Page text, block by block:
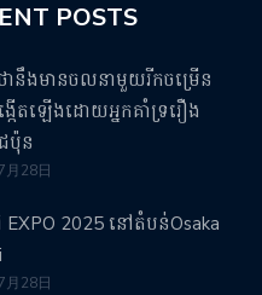
POSTS
នឹងមានចលនាមួយរីកចម្រើន
ើតឡើងដោយអ្នកគាំទ្ររឿង
ប៉ុន
月28日
2025 នៅតំបន់Osaka
月28日